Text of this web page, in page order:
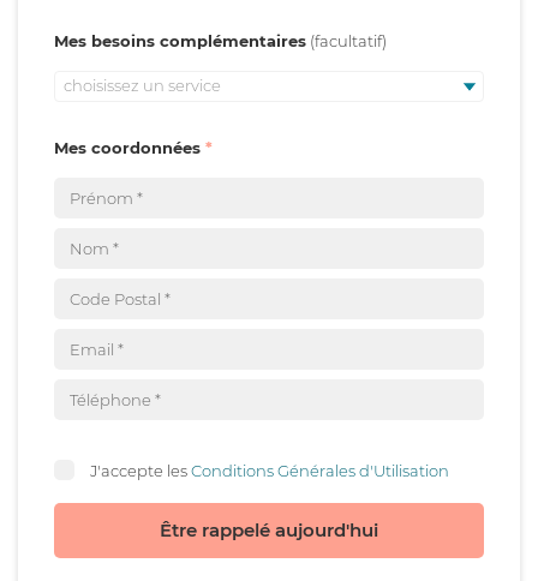
Mes besoins complémentaires
choisissez un service
Mes coordonnées
J'accepte lesConditions Générales d'Utilisation
Être rappelé aujourd'hui